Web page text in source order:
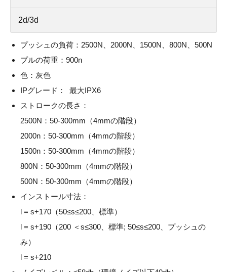
2d/3d
プッシュの負荷：2500N、2000N、1500N、800N、500N
プルの荷重：900n
色：灰色
IPグレード： 最大IPX6
ストロークの長さ：
2500N：50-300mm（4mmの階段）
2000n：50-300mm（4mmの階段）
1500n：50-300mm（4mmの階段）
800N：50-300mm（4mmの階段）
500N：50-300mm（4mmの階段）
インストール寸法：
l = s+170（50≤s≤200、標準）
l = s+190（200 ＜s≤300、標準; 50≤s≤200、プッシュの
み）
l = s+210